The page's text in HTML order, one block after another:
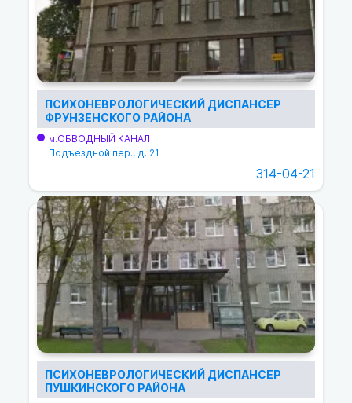
ПСИХОНЕВРОЛОГИЧЕСКИЙ ДИСПАНСЕР
ФРУНЗЕНСКОГО РАЙОНА
м.ОБВОДНЫЙ КАНАЛ
Подъездной пер., д. 21
314-04-21
ПСИХОНЕВРОЛОГИЧЕСКИЙ ДИСПАНСЕР
ПУШКИНСКОГО РАЙОНА